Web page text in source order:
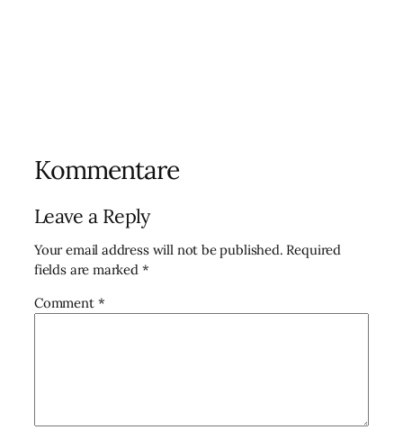
Kommentare
Leave a Reply
Your email address will not be published. Required
fields are marked *
Comment *